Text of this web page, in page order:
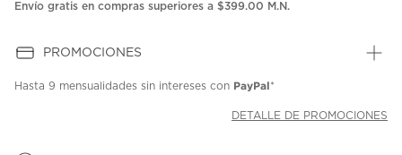
Envío gratis en compras superiores a $399.00 M.N.
PROMOCIONES
Hasta 9 mensualidades sin intereses con PayPal*
DETALLE DE PROMOCIONES